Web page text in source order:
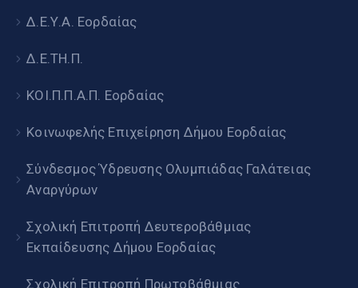
Δ.Ε.Υ.Α. Εορδαίας
Δ.Ε.ΤΗ.Π.
ΚΟΙ.Π.Π.Α.Π. Εορδαίας
Κοινωφελής Επιχείρηση Δήμου Εορδαίας
Σύνδεσμος Ύδρευσης Ολυμπιάδας Γαλάτειας
Αναργύρων
Σχολική Επιτροπή Δευτεροβάθμιας
Εκπαίδευσης Δήμου Εορδαίας
Σχολική Επιτροπή Πρωτοβάθμιας